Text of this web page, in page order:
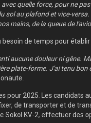
quelle force, pour ne
sol au plafond et vice-
mains, de la queue de
de temps pour
aucune douleur ni gêne.
plate-forme. J'ai tenu bon
pour 2025. Les
de transporter et de
Sokol KV-2, effectuer des